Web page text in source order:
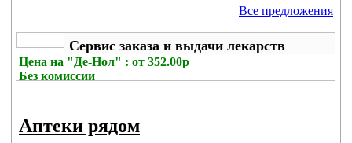
Все предложения
Сервис заказа и выдачи лекарств
Цена на "Де-Нол" : от 352.00р
Без комиссии
Аптеки рядом